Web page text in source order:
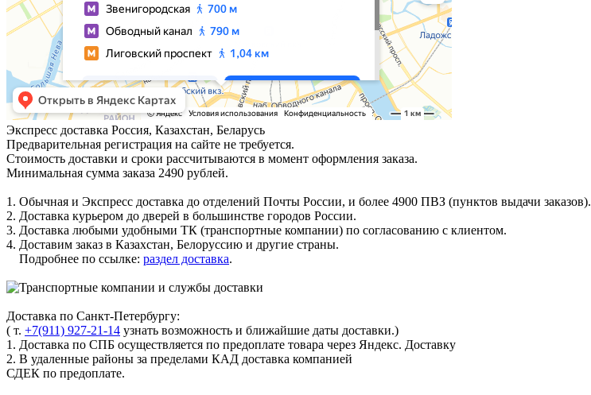
Экспресс доставка Россия, Казахстан, Беларусь
Предварительная регистрация на сайте не требуется.
Стоимость доставки и сроки рассчитываются в момент оформления заказа.
Минимальная сумма заказа 2490 рублей.
1. Обычная и Экспресс доставка до отделений Почты России, и более 4900 ПВЗ (пунктов выдачи заказов).
2. Доставка курьером до дверей в большинстве городов России.
3. Доставка любыми удобными ТК (транспортные компании) по согласованию с клиентом.
4. Доставим заказ в Казахстан, Белоруссию и другие страны.
Подробнее по ссылке: раздел доставка.
Доставка по Санкт-Петербургу:
( т. +7(911) 927-21-14 узнать возможность и ближайшие даты доставки.)
1. Доставка по СПБ осуществляется по предоплате товара через Яндекс. Доставку
2. В удаленные районы за пределами КАД доставка компанией
СДЕК по предоплате.